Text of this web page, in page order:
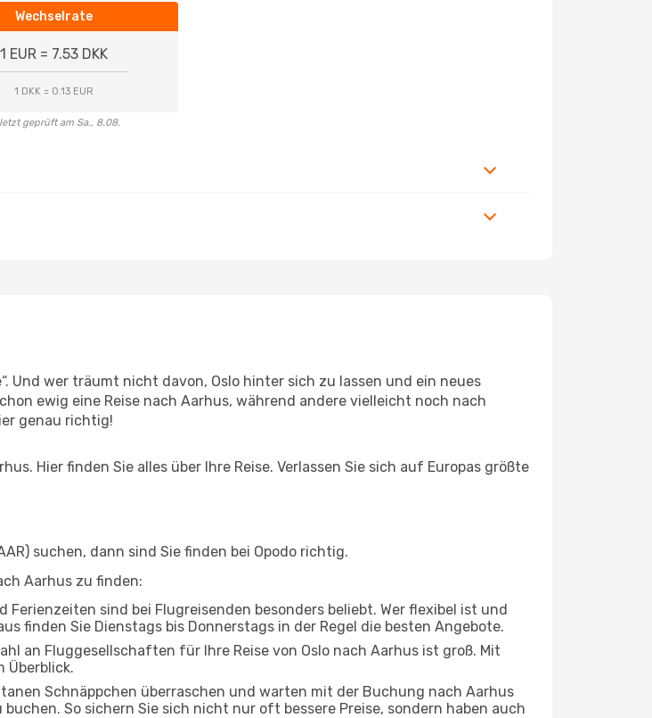
Wechselrate
1 EUR = 7.53 DKK
1 DKK = 0.13 EUR
geprüft am Sa., 8.08.
Und wer träumt nicht davon, Oslo hinter sich zu lassen und ein neues
ewig eine Reise nach Aarhus, während andere vielleicht noch nach
genau richtig!
Hier finden Sie alles über Ihre Reise. Verlassen Sie sich auf Europas größte
suchen, dann sind Sie finden bei Opodo richtig.
Aarhus zu finden:
Ferienzeiten sind bei Flugreisenden besonders beliebt. Wer flexibel ist und
finden Sie Dienstags bis Donnerstags in der Regel die besten Angebote.
an Fluggesellschaften für Ihre Reise von Oslo nach Aarhus ist groß. Mit
Überblick.
Schnäppchen überraschen und warten mit der Buchung nach Aarhus
So sichern Sie sich nicht nur oft bessere Preise, sondern haben auch